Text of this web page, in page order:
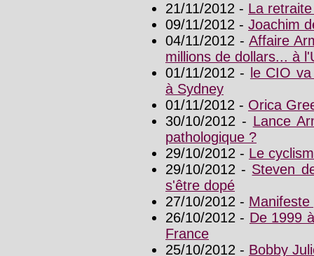
21/11/2012 - La
09/11/2012 - Joachim
04/11/2012 -Affaire
millions de dollars... à
01/11/2012 - le CIO
à Sydney
01/11/2012 - Orica
30/10/2012 - Lance
pathologique ?
29/10/2012 - Le
29/10/2012 - Steven
s'être dopé
27/10/2012 -
26/10/2012 - De 1999
France
25/10/2012 - Bobby